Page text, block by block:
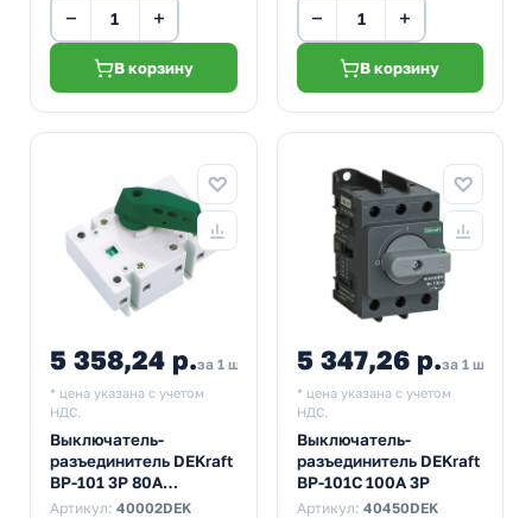
− +
В корзину
− +
В корзину
5 358,24 р.за 1 шт
* цена указана с учетом
НДС.
Выключатель-
разъединитель DEKraft
ВР-101 3P 80A
трехфазный
Артикул: 40002DEK
5 347,26 р.за 1 шт
* цена указана с учетом
НДС.
Выключатель-
разъединитель DEKraft
ВР-101С 100А 3Р
Артикул: 40450DEK